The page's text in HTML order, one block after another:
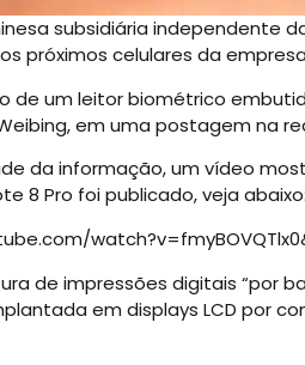
subsidiária independente
próximos celulares da
de um leitor biométrico
em uma postagem na
da informação, um vídeo
8 Pro foi publicado, veja abaixo:
de impressões digitais “por
em displays LCD por